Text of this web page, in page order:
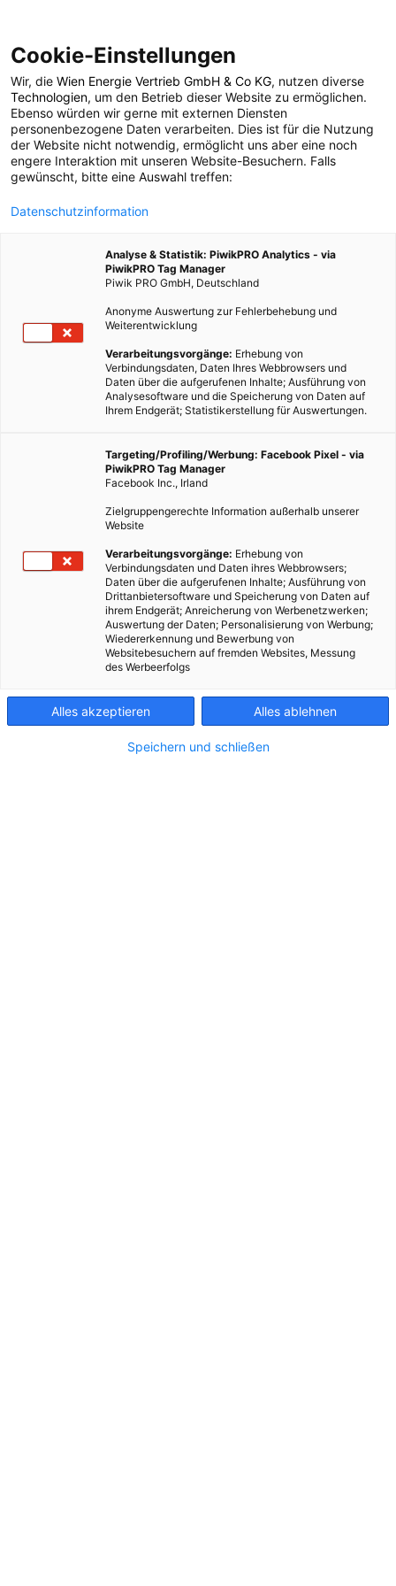
POSTS BY TAG
SkySails
1 BEITRAG
Cookie-Einstellungen
Wir, die Wien Energie Vertrieb GmbH & Co KG, nutzen diverse
Technologien, um den Betrieb dieser Website zu ermöglichen.
Ebenso würden wir gerne mit externen Diensten
personenbezogene Daten verarbeiten. Dies ist für die Nutzung
der Website nicht notwendig, ermöglicht uns aber eine noch
engere Interaktion mit unseren Website-Besuchern. Falls
gewünscht, bitte eine Auswahl treffen:
Datenschutzinformation
Analyse & Statistik: PiwikPRO Analytics - via
PiwikPRO Tag Manager
Piwik PRO GmbH, Deutschland
Anonyme Auswertung zur Fehlerbehebung und
Weiterentwicklung
Verarbeitungsvorgänge: Erhebung von
Verbindungsdaten, Daten Ihres Webbrowsers und
Daten über die aufgerufenen Inhalte; Ausführung von
Analysesoftware und die Speicherung von Daten auf
Ihrem Endgerät; Statistikerstellung für Auswertungen.
Targeting/Profiling/Werbung: Facebook Pixel - via
PiwikPRO Tag Manager
Facebook Inc., Irland
Zielgruppengerechte Information außerhalb unserer
Website
Verarbeitungsvorgänge: Erhebung von
Verbindungsdaten und Daten ihres Webbrowsers;
Daten über die aufgerufenen Inhalte; Ausführung von
Drittanbietersoftware und Speicherung von Daten auf
ihrem Endgerät; Anreicherung von Werbenetzwerken;
Auswertung der Daten; Personalisierung von Werbung;
Wiedererkennung und Bewerbung von
Websitebesuchern auf fremden Websites, Messung
des Werbeerfolgs
Alles akzeptieren Alles ablehnen
Speichern und schließen